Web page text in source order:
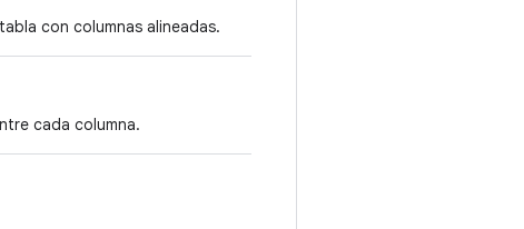
con columnas alineadas.
cada columna.